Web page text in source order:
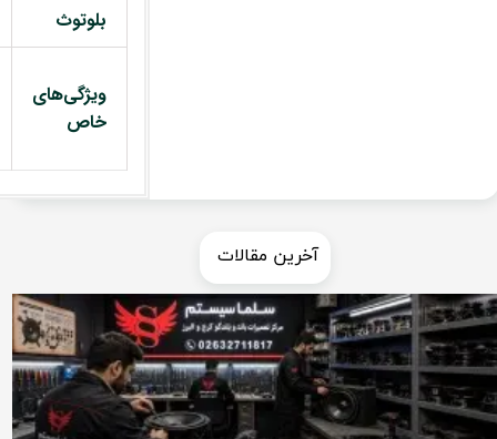
بلوتوث
ویژگی‌های
خاص
​​آخرین مقالات